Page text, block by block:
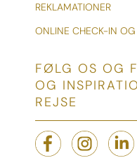
REKLAMATIONER
ONLINE CHECK-IN OG
FØLG OS OG
OG
REJSE